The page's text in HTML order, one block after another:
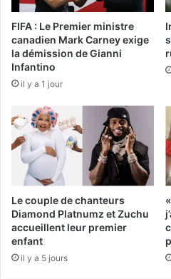
FIFA : Le Premier ministre
canadien Mark Carney exige
la démission de Gianni
Infantino
il y a 1 jour
Le couple de chanteurs
Diamond Platnumz et Zuchu
accueillent leur premier
enfant
il y a 5 jours